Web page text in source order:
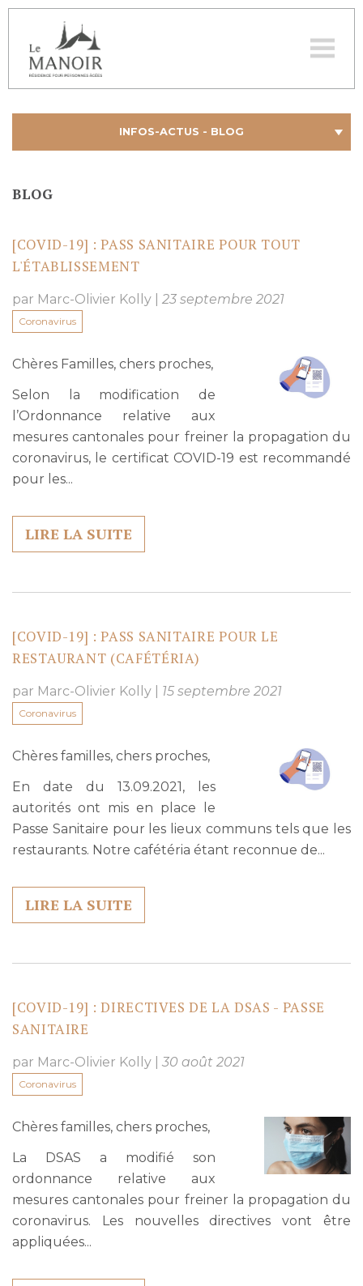
INFOS-ACTUS - BLOG
BLOG
[COVID-19] : PASS SANITAIRE POUR TOUT
L'ÉTABLISSEMENT
par Marc-Olivier Kolly 23 septembre 2021
Coronavirus
Chères Familles, chers proches,
Selon la modification de
l’Ordonnance relative aux
mesures cantonales pour freiner la propagation du
coronavirus, le certificat COVID-19 est recommandé
pour les...
LIRE LA SUITE
[COVID-19] : PASS SANITAIRE POUR LE
RESTAURANT (CAFÉTÉRIA)
par Marc-Olivier Kolly 15 septembre 2021
Coronavirus
Chères familles, chers proches,
En date du 13.09.2021, les
autorités ont mis en place le
Passe Sanitaire pour les lieux communs tels que les
restaurants. Notre cafétéria étant reconnue de...
LIRE LA SUITE
[COVID-19] : DIRECTIVES DE LA DSAS - PASSE
SANITAIRE
par Marc-Olivier Kolly 30 août 2021
Coronavirus
Chères familles, chers proches,
La DSAS a modifié son
ordonnance relative aux
mesures cantonales pour freiner la propagation du
coronavirus. Les nouvelles directives vont être
appliquées...